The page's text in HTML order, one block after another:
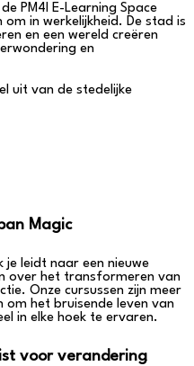
PM4I E-Learning Space
in werkelijkheid. De stad is
en een wereld creëren
en
uit van de stedelijke
Magic
je leidt naar een nieuwe
over het transformeren van
Onze cursussen zijn meer
om het bruisende leven van
in elke hoek te ervaren.
voor verandering